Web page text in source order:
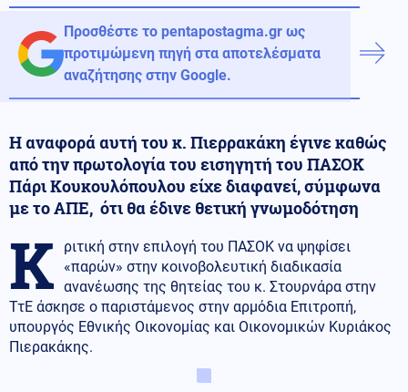
Προσθέστε το pentapostagma.gr ως
προτιμώμενη πηγή στα αποτελέσματα
αναζήτησης στην Google.
Η αναφορά αυτή του κ. Πιερρακάκη έγινε καθώς
από την πρωτολογία του εισηγητή του ΠΑΣΟΚ
Πάρι Κουκουλόπουλου είχε διαφανεί, σύμφωνα
με το ΑΠΕ, ότι θα έδινε θετική γνωμοδότηση
Κ
ριτική στην επιλογή του ΠΑΣΟΚ να ψηφίσει
«παρών» στην κοινοβολευτική διαδικασία
ανανέωσης της θητείας του κ. Στουρνάρα στην
ΤτΕ άσκησε ο παριστάμενος στην αρμόδια Επιτροπή,
υπουργός Εθνικής Οικονομίας και Οικονομικών Κυριάκος
Πιερακάκης.